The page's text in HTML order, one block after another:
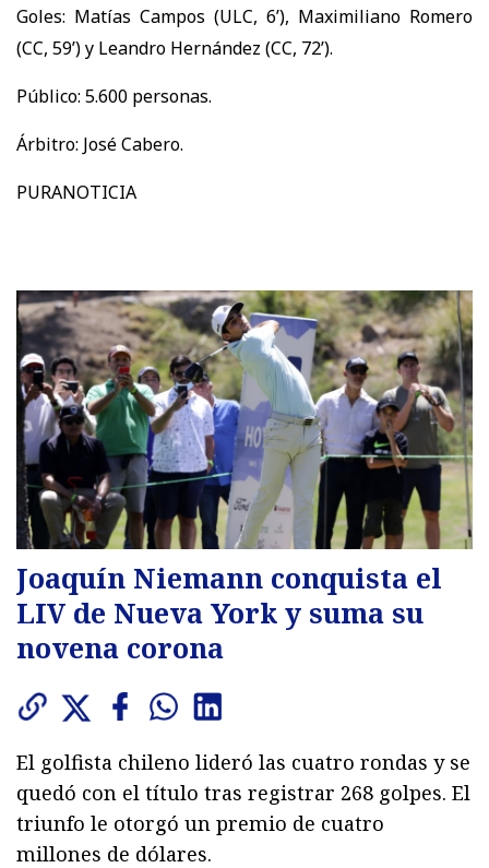
Goles: Matías Campos (ULC, 6’), Maximiliano Romero
(CC, 59’) y Leandro Hernández (CC, 72’).
Público: 5.600 personas.
Árbitro: José Cabero.
PURANOTICIA
Joaquín Niemann conquista el
LIV de Nueva York y suma su
novena corona
El golfista chileno lideró las cuatro rondas y se
quedó con el título tras registrar 268 golpes. El
triunfo le otorgó un premio de cuatro
millones de dólares.